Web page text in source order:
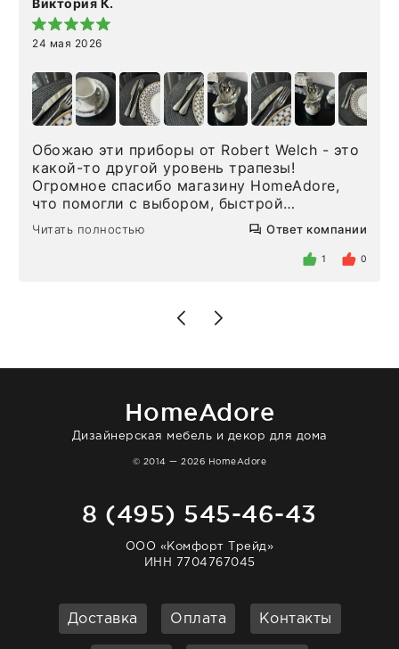
Виктория К.
24 мая 2026
Обожаю эти приборы от Robert Welch - это
какой-то другой уровень трапезы!
Огромное спасибо магазину HomeAdore,
что помогли с выбором, быстрой
доставкой и высоким сервисом. Один раз
была здесь лично, забирала чайные ложки,
внутри очень много антикварной посуды,
Позже заказывала остальные приборы -
доставили сдэком на следующий день к
отвечает очень быстро. Взаимодействием
Читать полностью Ответ компании
1 0
HomeAdore
Дизайнерская мебель и декор для дома
© 2014 — 2026 HomeAdore
8 (495) 545-46-43
ООО «Комфорт Трейд»
ИНН 7704767045
Доставка Оплата Контакты